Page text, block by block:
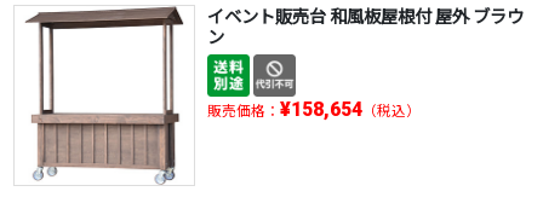
イベント販売台 和風板屋根付 屋外 ブラウ
ン
販売価格： ¥158,654（税込）